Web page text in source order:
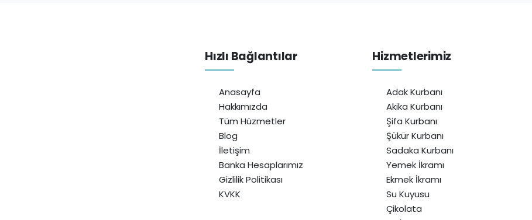
Hızlı Bağlantılar
Anasayfa
Hakkımızda
Tüm Hüzmetler
Blog
İletişim
Banka Hesaplarımız
Gizlilik Politikası
KVKK
Hizmetlerimiz
Adak Kurbanı
Akika Kurbanı
Şifa Kurbanı
Şükür Kurbanı
Sadaka Kurbanı
Yemek İkramı
Ekmek İkramı
Su Kuyusu
Çikolata